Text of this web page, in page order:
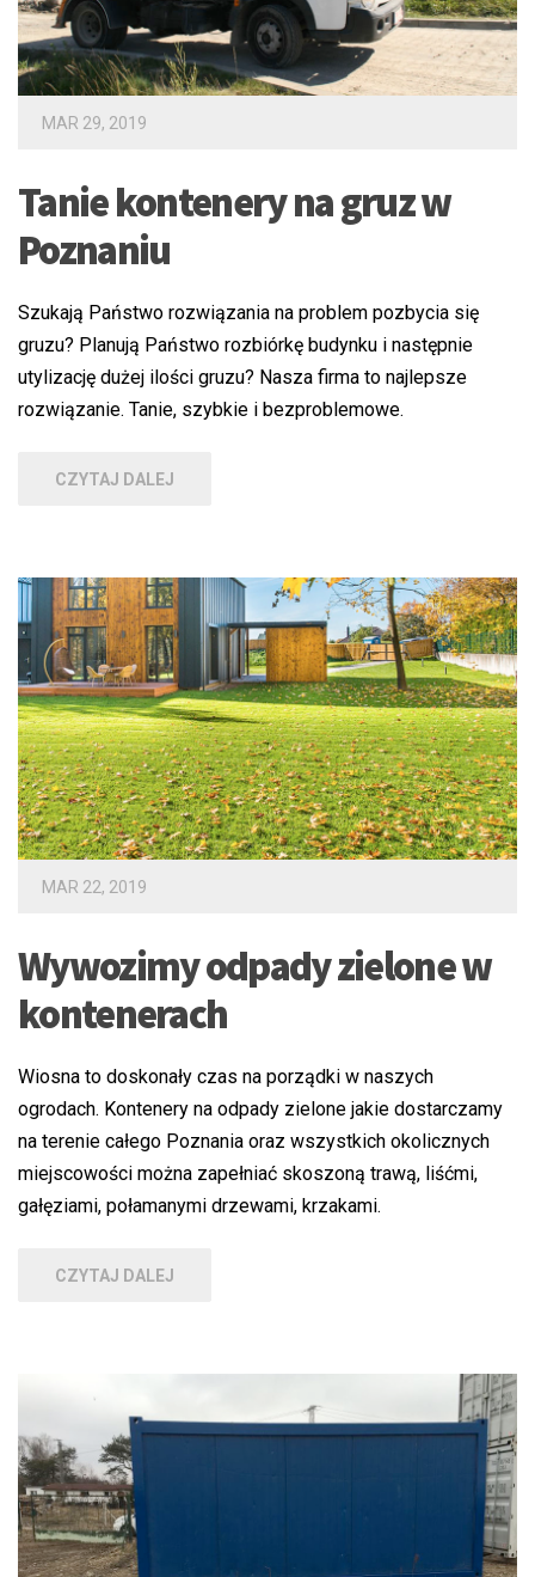
MAR 29, 2019
Tanie kontenery na gruz w
Poznaniu
Szukają Państwo rozwiązania na problem pozbycia się
gruzu? Planują Państwo rozbiórkę budynku i następnie
utylizację dużej ilości gruzu? Nasza firma to najlepsze
rozwiązanie. Tanie, szybkie i bezproblemowe.
CZYTAJ DALEJ
MAR 22, 2019
Wywozimy odpady zielone w
kontenerach
Wiosna to doskonały czas na porządki w naszych
ogrodach. Kontenery na odpady zielone jakie dostarczamy
na terenie całego Poznania oraz wszystkich okolicznych
miejscowości można zapełniać skoszoną trawą, liśćmi,
gałęziami, połamanymi drzewami, krzakami.
CZYTAJ DALEJ